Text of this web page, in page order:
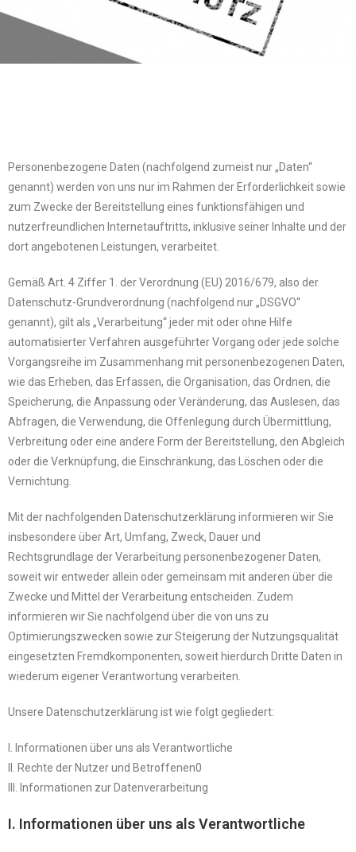
Personenbezogene Daten (nachfolgend zumeist nur „Daten“
genannt) werden von uns nur im Rahmen der Erforderlichkeit sowie
zum Zwecke der Bereitstellung eines funktionsfähigen und
nutzerfreundlichen Internetauftritts, inklusive seiner Inhalte und der
dort angebotenen Leistungen, verarbeitet.
Gemäß Art. 4 Ziffer 1. der Verordnung (EU) 2016/679, also der
Datenschutz-Grundverordnung (nachfolgend nur „DSGVO“
genannt), gilt als „Verarbeitung“ jeder mit oder ohne Hilfe
automatisierter Verfahren ausgeführter Vorgang oder jede solche
Vorgangsreihe im Zusammenhang mit personenbezogenen Daten,
wie das Erheben, das Erfassen, die Organisation, das Ordnen, die
Speicherung, die Anpassung oder Veränderung, das Auslesen, das
Abfragen, die Verwendung, die Offenlegung durch Übermittlung,
Verbreitung oder eine andere Form der Bereitstellung, den Abgleich
oder die Verknüpfung, die Einschränkung, das Löschen oder die
Vernichtung.
Mit der nachfolgenden Datenschutzerklärung informieren wir Sie
insbesondere über Art, Umfang, Zweck, Dauer und
Rechtsgrundlage der Verarbeitung personenbezogener Daten,
soweit wir entweder allein oder gemeinsam mit anderen über die
Zwecke und Mittel der Verarbeitung entscheiden. Zudem
informieren wir Sie nachfolgend über die von uns zu
Optimierungszwecken sowie zur Steigerung der Nutzungsqualität
eingesetzten Fremdkomponenten, soweit hierdurch Dritte Daten in
wiederum eigener Verantwortung verarbeiten.
Unsere Datenschutzerklärung ist wie folgt gegliedert:
I. Informationen über uns als Verantwortliche
II. Rechte der Nutzer und Betroffenen0
III. Informationen zur Datenverarbeitung
I. Informationen über uns als Verantwortliche